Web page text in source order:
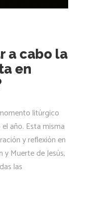
a cabo la
en
litúrgico
año. Esta misma
y reflexión en
Muerte de Jesús,
las